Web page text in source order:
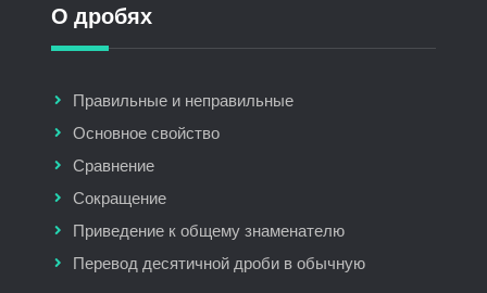
О дробях
Правильные и неправильные
Основное свойство
Сравнение
Сокращение
Приведение к общему знаменателю
Перевод десятичной дроби в обычную